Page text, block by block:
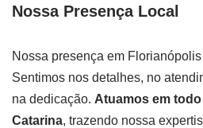
Nossa Presença Local
Nossa presença em
Sentimos nos detalhes, no
na dedicação. Atuamos em
Catarina, trazendo nossa